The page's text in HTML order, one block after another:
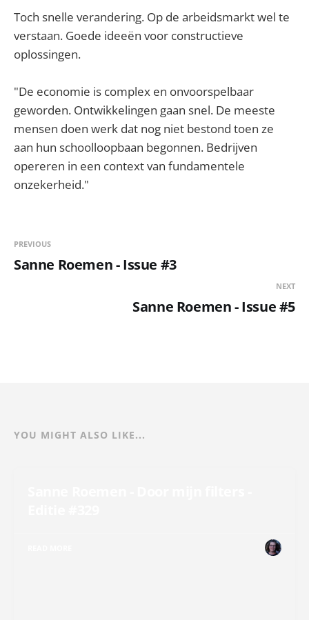
Toch snelle verandering. Op de arbeidsmarkt wel te
verstaan. Goede ideeën voor constructieve
oplossingen.
"De economie is complex en onvoorspelbaar
geworden. Ontwikkelingen gaan snel. De meeste
mensen doen werk dat nog niet bestond toen ze
aan hun schoolloopbaan begonnen. Bedrijven
opereren in een context van fundamentele
onzekerheid."
PREVIOUS
Sanne Roemen - Issue #3
NEXT
Sanne Roemen - Issue #5
YOU MIGHT ALSO LIKE...